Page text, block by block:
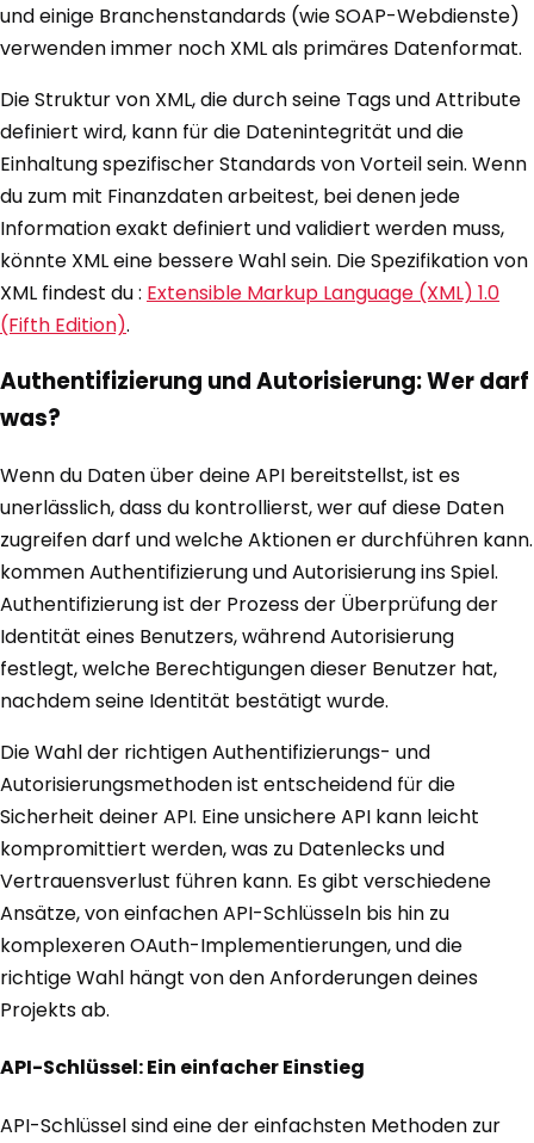
und einige Branchenstandards (wie SOAP-Webdienste)
verwenden immer noch XML als primäres Datenformat.
Die Struktur von XML, die durch seine Tags und Attribute
definiert wird, kann für die Datenintegrität und die
Einhaltung spezifischer Standards von Vorteil sein. Wenn
du zum mit Finanzdaten arbeitest, bei denen jede
Information exakt definiert und validiert werden muss,
könnte XML eine bessere Wahl sein. Die Spezifikation von
XML findest du : Extensible Markup Language (XML) 1.0
(Fifth Edition).
Authentifizierung und Autorisierung: Wer darf
was?
Wenn du Daten über deine API bereitstellst, ist es
unerlässlich, dass du kontrollierst, wer auf diese Daten
zugreifen darf und welche Aktionen er durchführen kann.
kommen Authentifizierung und Autorisierung ins Spiel.
Authentifizierung ist der Prozess der Überprüfung der
Identität eines Benutzers, während Autorisierung
festlegt, welche Berechtigungen dieser Benutzer hat,
nachdem seine Identität bestätigt wurde.
Die Wahl der richtigen Authentifizierungs- und
Autorisierungsmethoden ist entscheidend für die
Sicherheit deiner API. Eine unsichere API kann leicht
kompromittiert werden, was zu Datenlecks und
Vertrauensverlust führen kann. Es gibt verschiedene
Ansätze, von einfachen API-Schlüsseln bis hin zu
komplexeren OAuth-Implementierungen, und die
richtige Wahl hängt von den Anforderungen deines
Projekts ab.
API-Schlüssel: Ein einfacher Einstieg
API-Schlüssel sind eine der einfachsten Methoden zur